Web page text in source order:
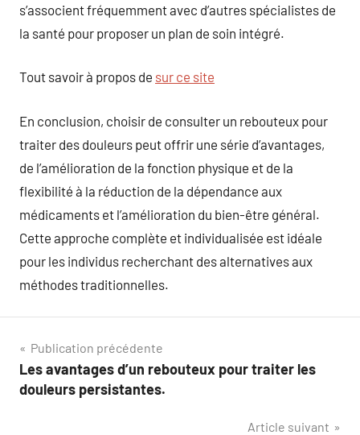
s’associent fréquemment avec d’autres spécialistes de
la santé pour proposer un plan de soin intégré.
Tout savoir à propos de sur ce site
En conclusion, choisir de consulter un rebouteux pour
traiter des douleurs peut offrir une série d’avantages,
de l’amélioration de la fonction physique et de la
flexibilité à la réduction de la dépendance aux
médicaments et l’amélioration du bien-être général.
Cette approche complète et individualisée est idéale
pour les individus recherchant des alternatives aux
méthodes traditionnelles.
Navigation
de
Publication précédente
Les avantages d’un rebouteux pour traiter les
douleurs persistantes.
Article suivant